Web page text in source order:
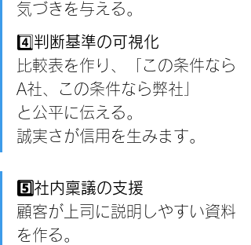
気づきを与える。
4️⃣ 判断基準の可視化
比較表を作り、「この条件なら
A社、この条件なら弊社」
と公平に伝える。
誠実さが信用を生みます。
5️⃣社内稟議の支援
顧客が上司に説明しやすい資料
を作る。